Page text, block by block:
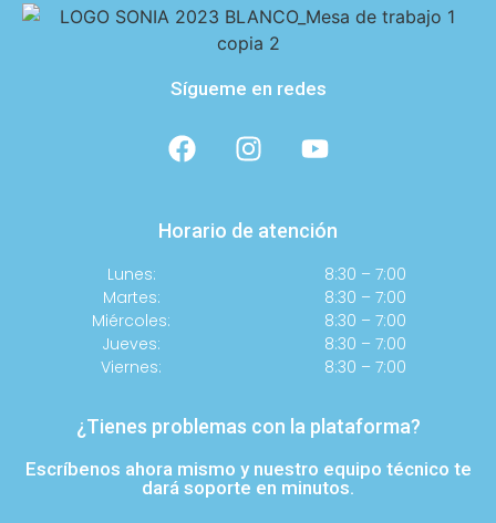
Sígueme en redes
Horario de atención
Lunes:
Martes:
Miércoles:
Jueves:
Viernes:
8:30 – 7:00
8:30 – 7:00
8:30 – 7:00
8:30 – 7:00
8:30 – 7:00
¿Tienes problemas con la plataforma?
Escríbenos ahora mismo y nuestro equipo técnico te
dará soporte en minutos.